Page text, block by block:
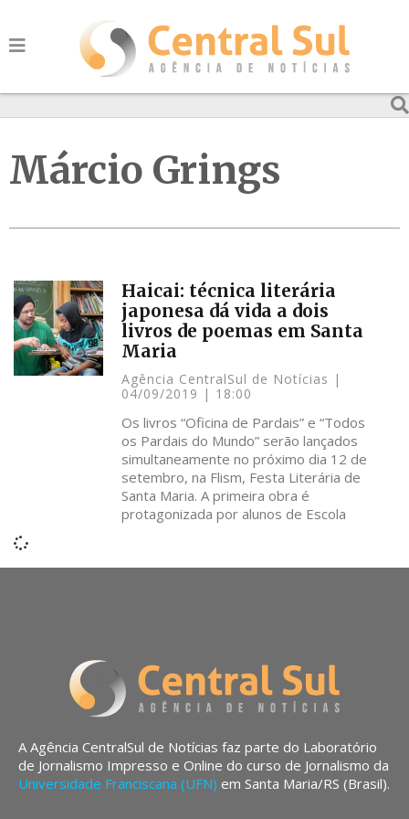
Márcio Grings
Haicai: técnica literária
japonesa dá vida a dois
livros de poemas em Santa
Maria
Agência CentralSul de Notícias
04/09/2019
18:00
Os livros “Oficina de Pardais” e “Todos
os Pardais do Mundo” serão lançados
simultaneamente no próximo dia 12 de
setembro, na Flism, Festa Literária de
Santa Maria. A primeira obra é
protagonizada por alunos de Escola
A Agência CentralSul de Notícias faz parte do Laboratório
de Jornalismo Impresso e Online do curso de Jornalismo da
Universidade Franciscana (UFN) em Santa Maria/RS (Brasil).